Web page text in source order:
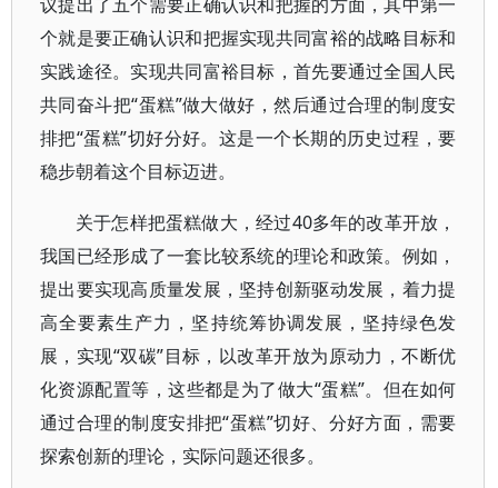
个就是要正确认识和把握实现共同富裕的战略目标和
实践途径。实现共同富裕目标，首先要通过全国人民
共同奋斗把“蛋糕”做大做好，然后通过合理的制度安
排把“蛋糕”切好分好。这是一个长期的历史过程，要
稳步朝着这个目标迈进。
关于怎样把蛋糕做大，经过40多年的改革开放，
我国已经形成了一套比较系统的理论和政策。例如，
提出要实现高质量发展，坚持创新驱动发展，着力提
高全要素生产力，坚持统筹协调发展，坚持绿色发
展，实现“双碳”目标，以改革开放为原动力，不断优
化资源配置等，这些都是为了做大“蛋糕”。但在如何
通过合理的制度安排把“蛋糕”切好、分好方面，需要
探索创新的理论，实际问题还很多。